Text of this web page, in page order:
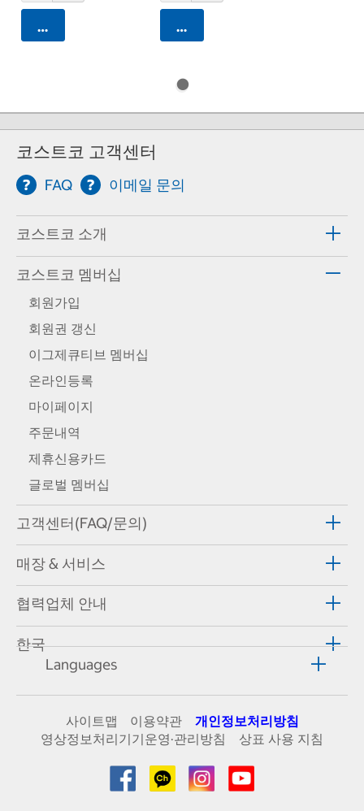
카트에 담기 카트에 담기
코스트코 고객센터
FAQ 이메일 문의
코스트코 소개
코스트코 멤버십
회원가입
회원권 갱신
이그제큐티브 멤버십
온라인등록
마이페이지
주문내역
제휴신용카드
글로벌 멤버십
고객센터(FAQ/문의)
매장 & 서비스
협력업체 안내
한국
Languages
사이트맵 이용약관
개인정보처리방침
영상정보처리기기운영·관리방침
상표 사용 지침